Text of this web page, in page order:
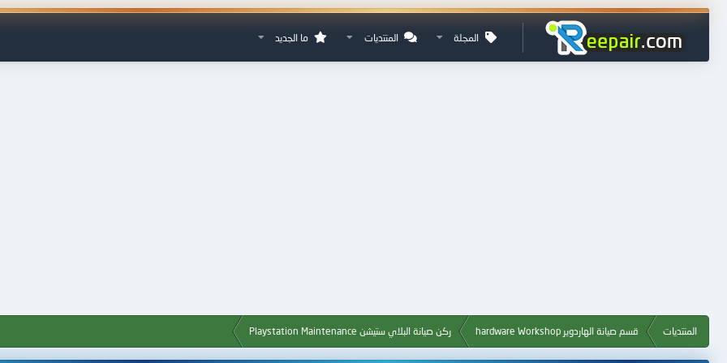
المجلة المنتديات ما الجديد
المنتديات قسم صيانة الهاردوير hardware Workshop ركن صيانة البلاي ستيشن Playstation Maintenance